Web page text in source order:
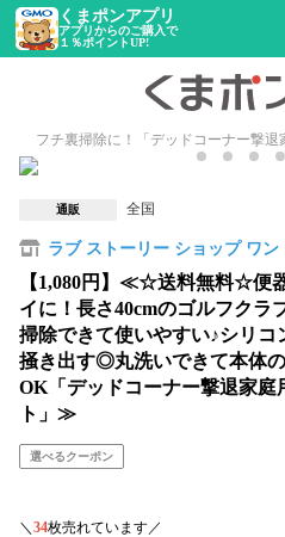
くまポンアプリ
アプリからのご購入で
１％ポイントUP!
フチ裏掃除に！「デッドコーナー撃退
通販 全国
ラブ ストーリー ショップ ワン
【1,080円】≪☆送料無料☆便
イに！長さ40cmのゴルフクラ
掃除できて使いやすい♪シリ
掻き出す◎丸洗いできて本体
OK「デッドコーナー撃退家庭
ト」≫
選べるクーポン
＼ 34枚売れています／